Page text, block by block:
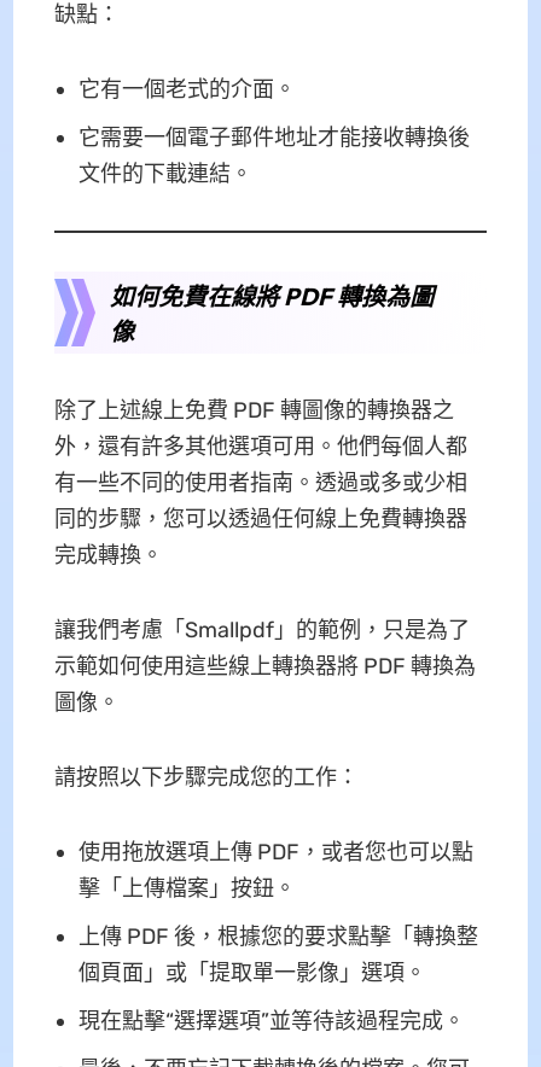
缺點：
它有一個老式的介面。
它需要一個電子郵件地址才能接收轉換後
文件的下載連結。
如何免費在線將 PDF 轉換為圖
像
除了上述線上免費 PDF 轉圖像的轉換器之
外，還有許多其他選項可用。他們每個人都
有一些不同的使用者指南。透過或多或少相
同的步驟，您可以透過任何線上免費轉換器
完成轉換。
讓我們考慮「Smallpdf」的範例，只是為了
示範如何使用這些線上轉換器將 PDF 轉換為
圖像。
請按照以下步驟完成您的工作：
使用拖放選項上傳 PDF，或者您也可以點
擊「上傳檔案」按鈕。
上傳 PDF 後，根據您的要求點擊「轉換整
個頁面」或「提取單一影像」選項。
現在點擊“選擇選項”並等待該過程完成。